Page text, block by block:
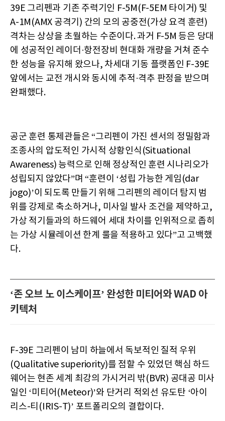
39E 그리펜과 기존 주력기인 F-5M(F-5EM 타이거) 및
A-1M(AMX 공격기) 간의 모의 공중전(가상 요격 훈련)
격차는 상상을 초월하는 수준이다. 과거 F-5M 등은 당대
에 성공적인 레이더·항전장비 현대화 개량을 거쳐 준수
한 성능을 유지해 왔으나, 차세대 기동 플랫폼인 F-39E
앞에서는 교전 개시와 동시에 추적·격추 판정을 받으며
완패했다.
공군 훈련 통제관들은 “그리펜이 가진 센서의 정밀함과
조종사의 압도적인 가시적 상황인식(Situational
Awareness) 능력으로 인해 정상적인 훈련 시나리오가
성립되지 않았다”며 “훈련이 ‘성립 가능한 게임(dar
jogo)’이 되도록 만들기 위해 그리펜의 레이더 탐지 범
위를 강제로 축소하거나, 미사일 발사 조건을 제약하고,
가상 적기들과의 하드웨어 세대 차이를 인위적으로 좁히
는 가상 시뮬레이션 한계 룰을 적용하고 있다”고 고백했
다.
‘존 오브 노 이스케이프’ 완성한 미티어와 WAD 아
키텍처
F-39E 그리펜이 남미 하늘에서 독보적인 질적 우위
(Qualitative superiority)를 점할 수 있었던 핵심 하드
웨어는 현존 세계 최강의 가시거리 밖(BVR) 공대공 미사
일인 ‘미티어(Meteor)’와 단거리 적외선 유도탄 ‘아이
리스-티(IRIS-T)’ 포트폴리오의 결합이다.